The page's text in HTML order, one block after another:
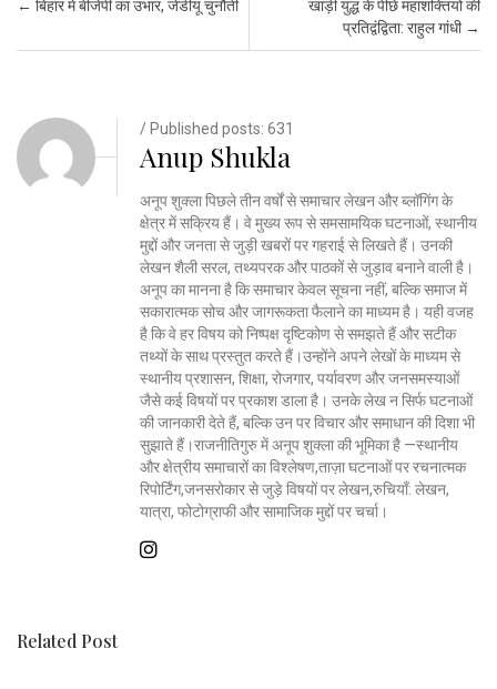
Post navigation
← बिहार में बीजेपी का उभार, जेडीयू चुनौती
खाड़ी युद्ध के पीछे महाशक्तियों की
प्रतिद्वंद्विता: राहुल गांधी →
/ Published posts: 631
Anup Shukla
अनूप शुक्ला पिछले तीन वर्षों से समाचार लेखन और ब्लॉगिंग के
क्षेत्र में सक्रिय हैं। वे मुख्य रूप से समसामयिक घटनाओं, स्थानीय
मुद्दों और जनता से जुड़ी खबरों पर गहराई से लिखते हैं। उनकी
लेखन शैली सरल, तथ्यपरक और पाठकों से जुड़ाव बनाने वाली है।
अनूप का मानना है कि समाचार केवल सूचना नहीं, बल्कि समाज में
सकारात्मक सोच और जागरूकता फैलाने का माध्यम है। यही वजह
है कि वे हर विषय को निष्पक्ष दृष्टिकोण से समझते हैं और सटीक
तथ्यों के साथ प्रस्तुत करते हैं।उन्होंने अपने लेखों के माध्यम से
स्थानीय प्रशासन, शिक्षा, रोजगार, पर्यावरण और जनसमस्याओं
जैसे कई विषयों पर प्रकाश डाला है। उनके लेख न सिर्फ घटनाओं
की जानकारी देते हैं, बल्कि उन पर विचार और समाधान की दिशा भी
सुझाते हैं।राजनीतिगुरु में अनूप शुक्ला की भूमिका है —स्थानीय
और क्षेत्रीय समाचारों का विश्लेषण,ताज़ा घटनाओं पर रचनात्मक
रिपोर्टिंग,जनसरोकार से जुड़े विषयों पर लेखन,रुचियाँ: लेखन,
यात्रा, फोटोग्राफी और सामाजिक मुद्दों पर चर्चा।
Related Post